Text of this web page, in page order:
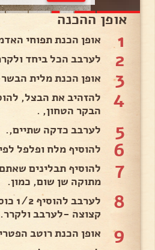
אופן ההכנה
1 אופן הכנת תפוחי
2 לערבב הכל ביחד
3 אופן הכנת מלית
4
להזהיב את הבצל,
הבקר הטחון, .
5 לערבב כדקה שתיים,.
6 להוסיף מלח ופלפל
7
להוסיף תבלינים
מתוקה שן שום, כמון.
8
קצוצה -לערבב
9 אופן הכנת רוטב